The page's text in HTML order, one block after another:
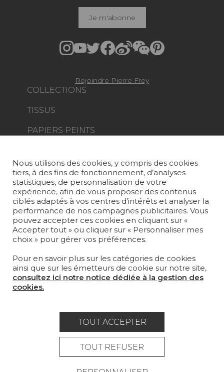
COLLECTIONS
TISSUS
PAPIERS PEINTS
MOBILIER
PROJETS
SUR-MESURE
MAGAZINE
LA MAISON
OÙ NOUS TROUVER ?
Je m'abonne
Rejoindre Pierre Frey
Carrière Contact
Lexique
Mentions légales
Nous utilisons des cookies, y compris des cookies
tiers, à des fins de fonctionnement, d’analyses
statistiques, de personnalisation de votre
expérience, afin de vous proposer des contenus
ciblés adaptés à vos centres d’intérêts et analyser la
performance de nos campagnes publicitaires. Vous
pouvez accepter ces cookies en cliquant sur «
Accepter tout » ou cliquer sur « Personnaliser mes
choix » pour gérer vos préférences.
Pour en savoir plus sur les catégories de cookies
ainsi que sur les émetteurs de cookie sur notre site,
consultez ici notre notice dédiée à la gestion des
cookies.
TOUT ACCEPTER
TOUT REFUSER